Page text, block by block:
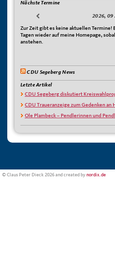
Nächste Termine
2026, 09
Zur Zeit gibt es keine aktuellen Termine!
Tagen wieder auf meine Homepage,
anstehen.
CDU Segeberg News
Letzte Artikel
CDU Segeberg diskutiert
CDU Traueranzeige zum Gedenken an
Ole Plambeck – Pendlerinnen und
© Claus Peter Dieck 2026 and created by nordix.de